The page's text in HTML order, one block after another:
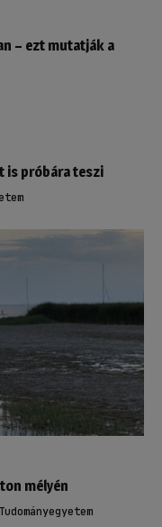
– ezt mutatják a
is próbára teszi
mélyén